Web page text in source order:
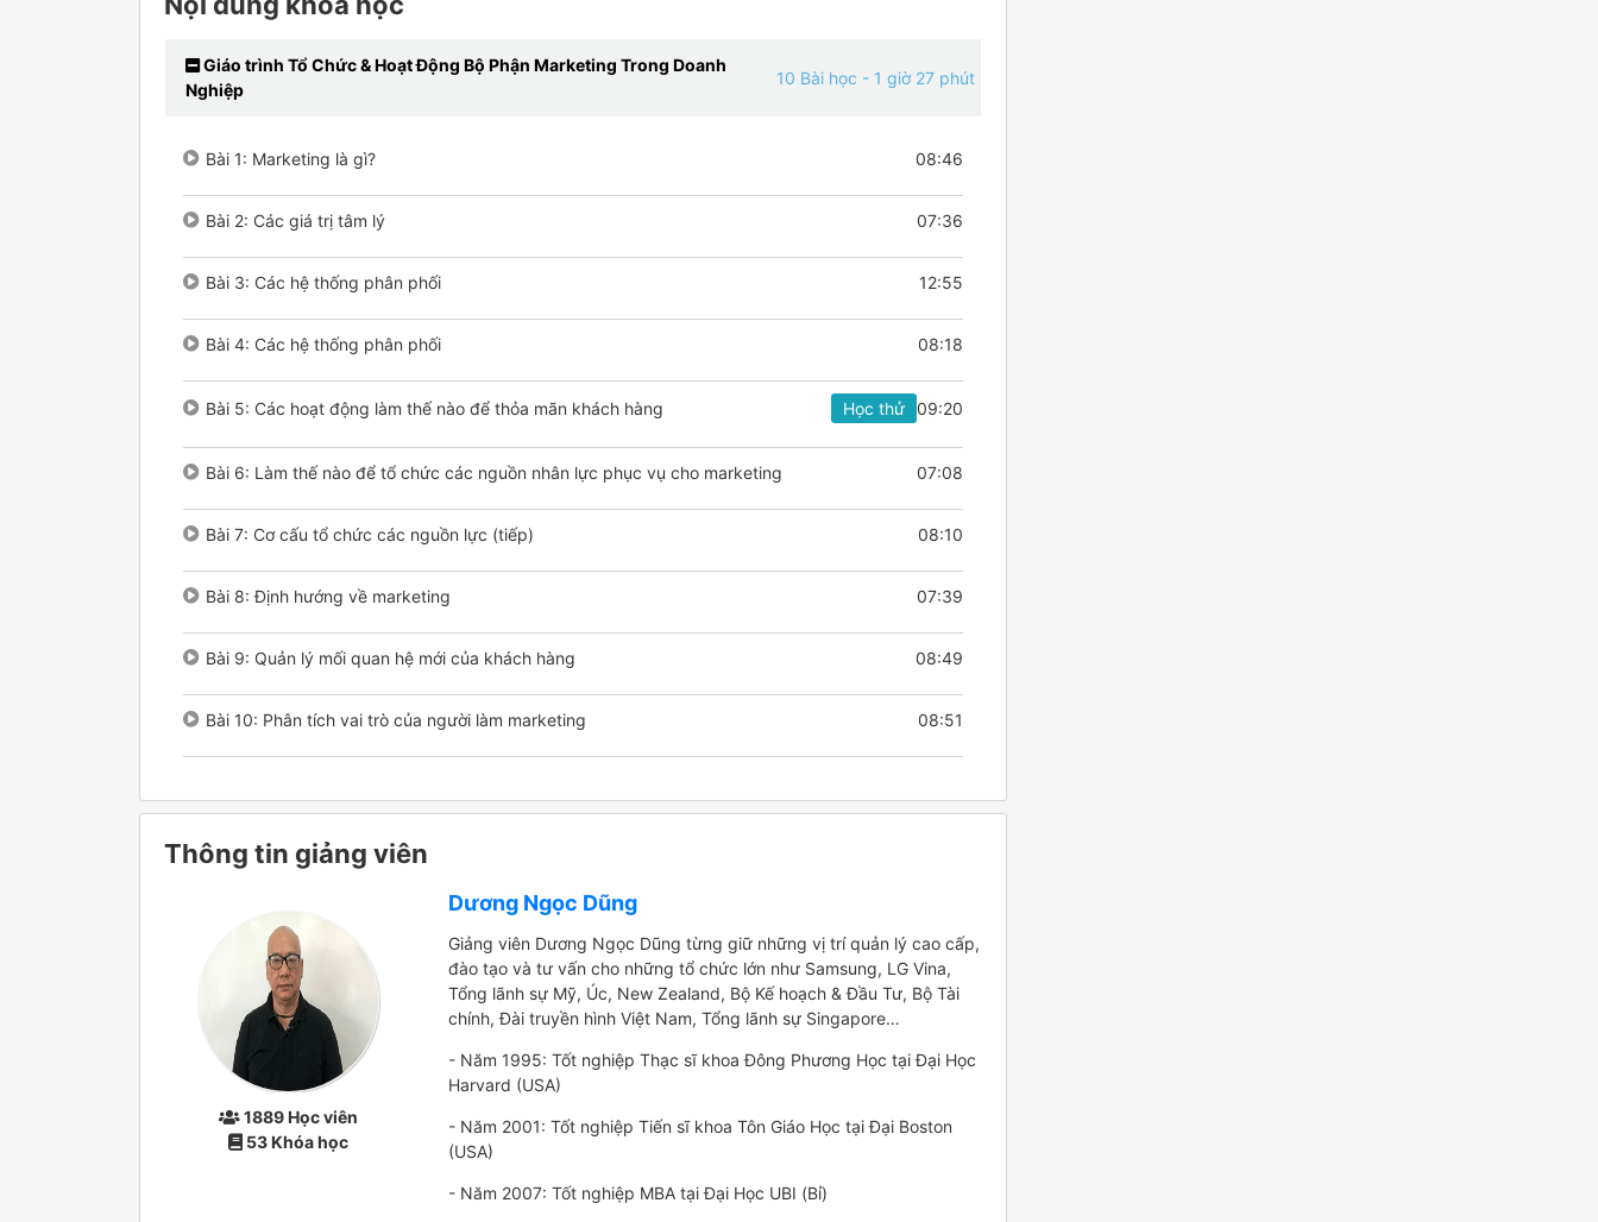
Giáo trình Tổ Chức & Hoạt Động Bộ Phận Marketing Trong Doanh
Nghiệp
10 Bài học - 1 giờ 27 phút
Bài 1: Marketing là gì? 08:46
Bài 2: Các giá trị tâm lý 07:36
Bài 3: Các hệ thống phân phối 12:55
Bài 4: Các hệ thống phân phối 08:18
Bài 5: Các hoạt động làm thế nào để thỏa mãn khách hàng Học thử 09:20
Bài 6: Làm thế nào để tổ chức các nguồn nhân lực phục vụ cho marketing 07:08
Bài 7: Cơ cấu tổ chức các nguồn lực (tiếp) 08:10
Bài 8: Định hướng về marketing 07:39
Bài 9: Quản lý mối quan hệ mới của khách hàng 08:49
Bài 10: Phân tích vai trò của người làm marketing 08:51
Thông tin giảng viên
1889 Học viên
53 Khóa học
Dương Ngọc Dũng
Giảng viên Dương Ngọc Dũng từng giữ những vị trí quản lý cao cấp,
đào tạo và tư vấn cho những tổ chức lớn như Samsung, LG Vina,
Tổng lãnh sự Mỹ, Úc, New Zealand, Bộ Kế hoạch & Đầu Tư, Bộ Tài
chính, Đài truyền hình Việt Nam, Tổng lãnh sự Singapore…
- Năm 1995: Tốt nghiệp Thạc sĩ khoa Đông Phương Học tại Đại Học
Harvard (USA)
- Năm 2001: Tốt nghiệp Tiến sĩ khoa Tôn Giáo Học tại Đại Boston
(USA)
- Năm 2007: Tốt nghiệp MBA tại Đại Học UBI (Bỉ)